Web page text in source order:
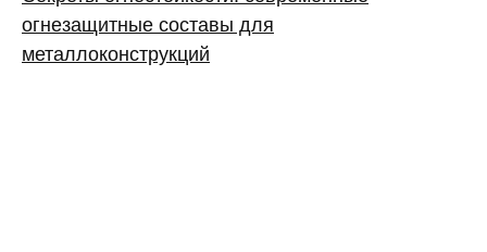
огнезащитные составы для
металлоконструкций